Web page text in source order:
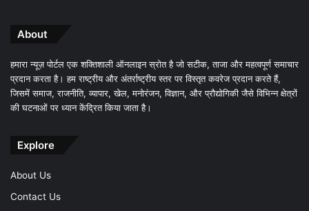
About
हमारा न्यूज़ पोर्टल एक शक्तिशाली ऑनलाइन स्रोत है जो सटीक, ताजा और महत्वपूर्ण समाचार
प्रदान करता है। हम राष्ट्रीय और अंतर्राष्ट्रीय स्तर पर विस्तृत कवरेज प्रदान करते हैं,
जिसमें समाज, राजनीति, व्यापार, खेल, मनोरंजन, विज्ञान, और प्रौद्योगिकी जैसे विभिन्न क्षेत्रों
की घटनाओं पर ध्यान केंद्रित किया जाता है।
Explore
About Us
Contact Us